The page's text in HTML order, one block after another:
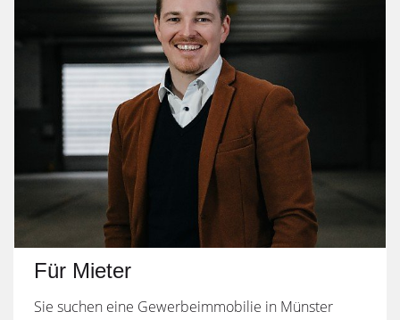
Für Mieter
Sie suchen eine Gewerbeimmobilie in Münster